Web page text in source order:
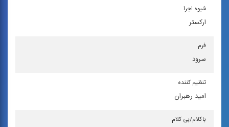
شیوه اجرا
اركستر
فرم
سرود
تنظیم كننده
امید رهبران
باكلام/بی كلام